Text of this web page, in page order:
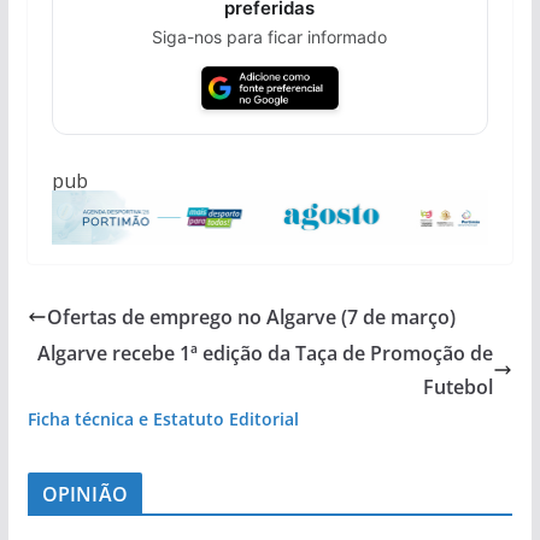
preferidas
Siga-nos para ficar informado
pub
Ofertas de emprego no Algarve (7 de março)
Algarve recebe 1ª edição da Taça de Promoção de
Futebol
Ficha técnica e Estatuto Editorial
OPINIÃO